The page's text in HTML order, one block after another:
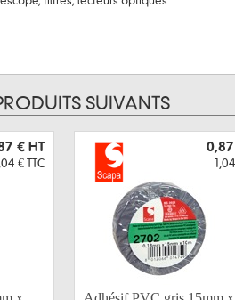
SUIVANTS
€ HT
€ TTC